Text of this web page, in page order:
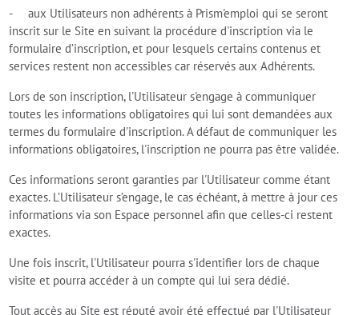
- aux Utilisateurs non adhérents à Prism'emploi qui se seront
inscrit sur le Site en suivant la procédure d'inscription via le
formulaire d’inscription, et pour lesquels certains contenus et
services restent non accessibles car réservés aux Adhérents.
Lors de son inscription, l'Utilisateur s'engage à communiquer
toutes les informations obligatoires qui lui sont demandées aux
termes du formulaire d'inscription. A défaut de communiquer les
informations obligatoires, l'inscription ne pourra pas être validée.
Ces informations seront garanties par l'Utilisateur comme étant
exactes. L’Utilisateur s’engage, le cas échéant, à mettre à jour ces
informations via son Espace personnel afin que celles-ci restent
exactes.
Une fois inscrit, l'Utilisateur pourra s'identifier lors de chaque
visite et pourra accéder à un compte qui lui sera dédié.
Tout accès au Site est réputé avoir été effectué par l'Utilisateur